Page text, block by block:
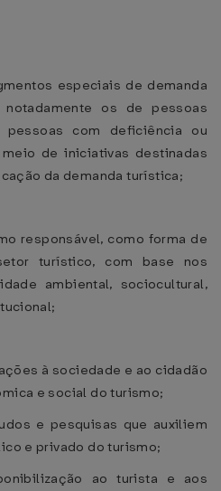
especiais de demanda
notadamente os de pessoas
com deficiência ou
de iniciativas destinadas
da demanda turística;
responsável, como forma de
turístico, com base nos
ambiental, sociocultural,
à sociedade e ao cidadão
e social do turismo;
e pesquisas que auxiliem
e privado do turismo;
ao turista e aos